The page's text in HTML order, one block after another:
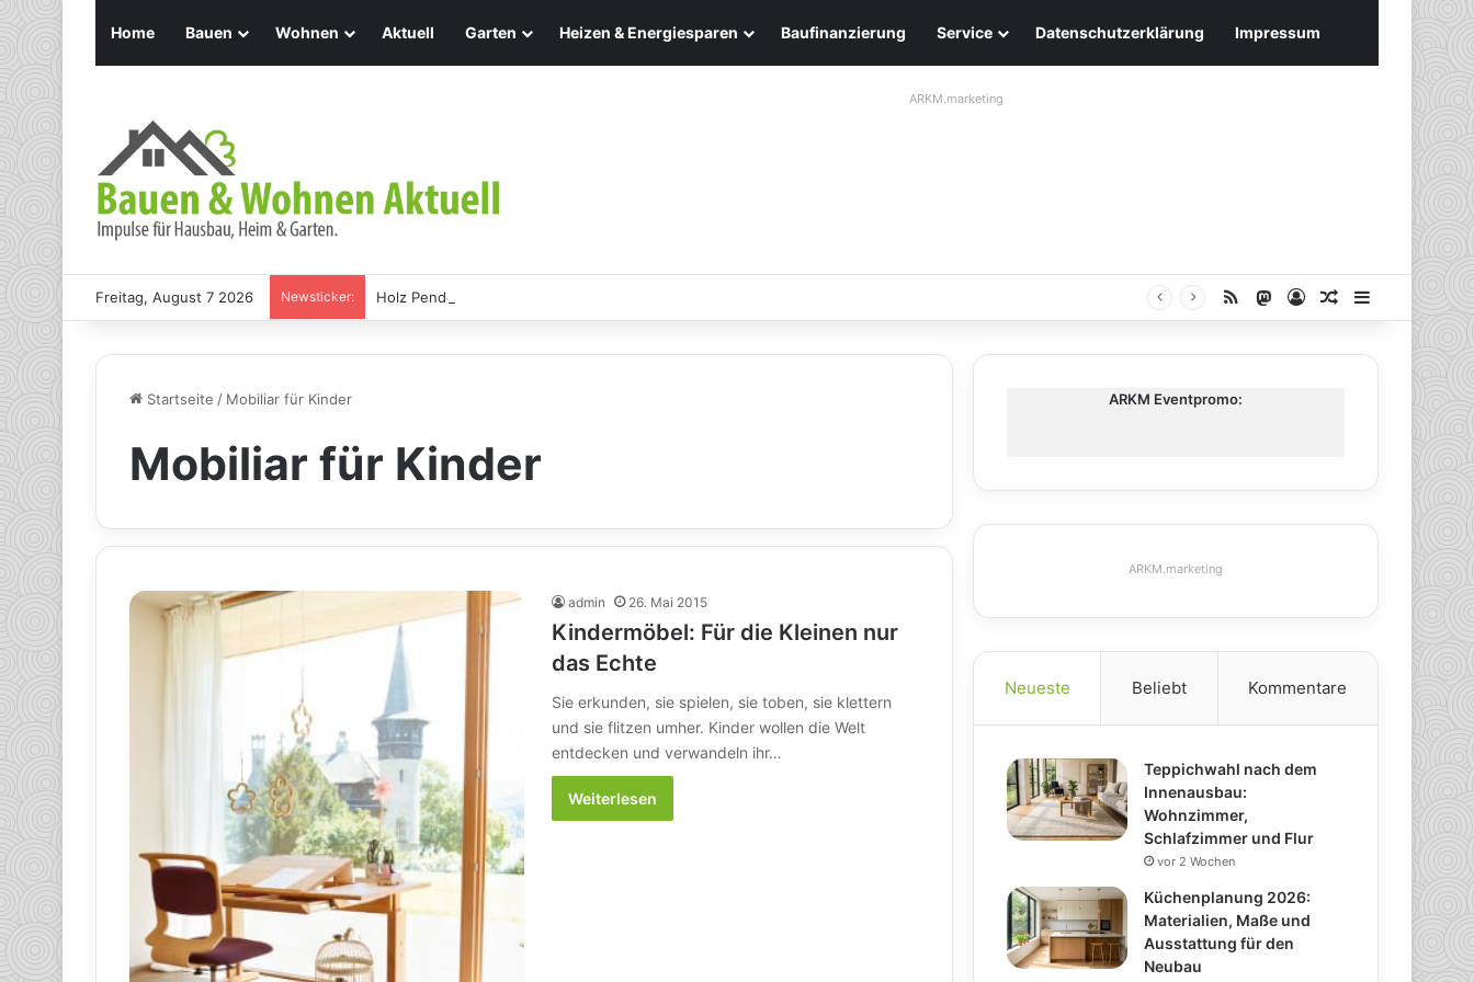
Home Bauen Wohnen Aktuell Garten Heizen & Energiesparen Baufinanzierung Service Datenschutzerklärung Impressum
ARKM.marketing
Freitag, August 7 2026 Newsticker: Holz Pendelleuchten: Eleganz und Nachhaltigkeit für Ihr Zuhause RSS Mastodon
AnmeldenZufälliger
Startseite / Mobiliar für Kinder
Mobiliar für Kinder
admin 26. Mai 2015
Kindermöbel: Für die Kleinen nur
das Echte
Sie erkunden, sie spielen, sie toben, sie klettern
und sie flitzen umher. Kinder wollen die Welt
entdecken und verwandeln ihr…
Weiterlesen
ARKM Eventpromo:
ARKM.marketing
Neueste Beliebt Kommentare
Teppichwahl nach dem
Innenausbau:
Wohnzimmer,
Schlafzimmer und Flur
vor 2 Wochen
Küchenplanung 2026:
Materialien, Maße und
Ausstattung für den
Neubau